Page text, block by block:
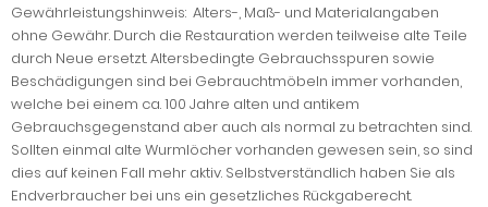
Gewährleistungshinweis: Alters-, Maß- und Materialangaben
ohne Gewähr. Durch die Restauration werden teilweise alte Teile
durch Neue ersetzt. Altersbedingte Gebrauchsspuren sowie
Beschädigungen sind bei Gebrauchtmöbeln immer vorhanden,
welche bei einem ca. 100 Jahre alten und antikem
Gebrauchsgegenstand aber auch als normal zu betrachten sind.
Sollten einmal alte Wurmlöcher vorhanden gewesen sein, so sind
dies auf keinen Fall mehr aktiv. Selbstverständlich haben Sie als
Endverbraucher bei uns ein gesetzliches Rückgaberecht.